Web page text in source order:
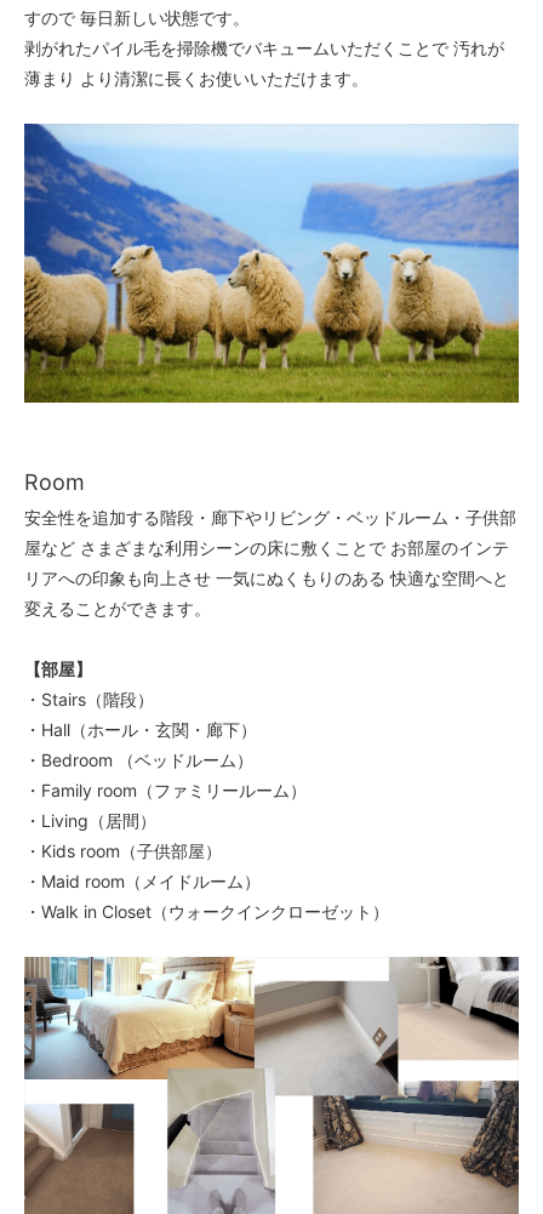
すので 毎日新しい状態です。
剥がれたパイル毛を掃除機でバキュームいただくことで 汚れが
薄まり より清潔に長くお使いいただけます。
Room
安全性を追加する階段・廊下やリビング・ベッドルーム・子供部
屋など さまざまな利用シーンの床に敷くことで お部屋のインテ
リアへの印象も向上させ 一気にぬくもりのある 快適な空間へと
変えることができます。
【部屋】
・Stairs（階段）
・Hall（ホール・玄関・廊下）
・Bedroom （ベッドルーム）
・Family room（ファミリールーム）
・Living（居間）
・Kids room（子供部屋）
・Maid room（メイドルーム）
・Walk in Closet（ウォークインクローゼット）